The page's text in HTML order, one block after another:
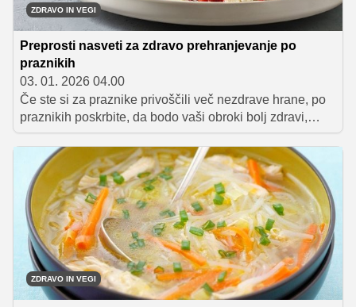
ZDRAVO IN VEGI
Preprosti nasveti za zdravo prehranjevanje po
praznikih
03. 01. 2026 04.00
Če ste si za praznike privoščili več nezdrave hrane, po
praznikih poskrbite, da bodo vaši obroki bolj zdravi,
raznoliki in uravnoteženi. Namesto nezdravih diet se
raje odločite za bolj zdrav način življenja, pri tem pa si
pomagajte s šestimi preprostimi smernicami.
ZDRAVO IN VEGI